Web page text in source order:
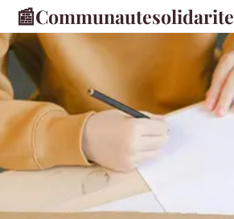
📰Communautesolidarite